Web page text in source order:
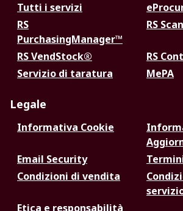
Tutti i servizi
RS
PurchasingManager™
RS
RS VendStock®
RS
Servizio di taratura
MePA
Legale
Informativa Cookie
Email Security
Condizioni di vendita
Etica e responsabilità